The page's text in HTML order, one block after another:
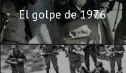
El golpe de 1976